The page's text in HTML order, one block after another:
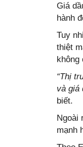
Giá
hành
Tuy
thiệt
không
“Thị
và giá
biết.
Ngoài
mạnh